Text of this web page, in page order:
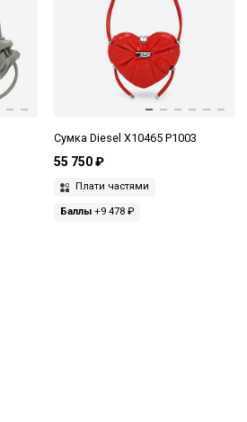
Сумка Diesel X10465 P1003
55 750 ₽
Плати частями
Баллы+9 478 ₽